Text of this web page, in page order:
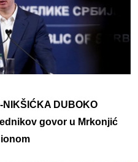
DUBOKO
govor u Mrkonjić